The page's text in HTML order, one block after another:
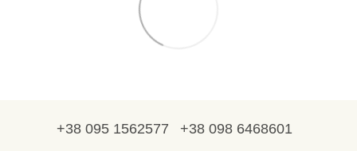
+38 095 1562577 +38 098 6468601